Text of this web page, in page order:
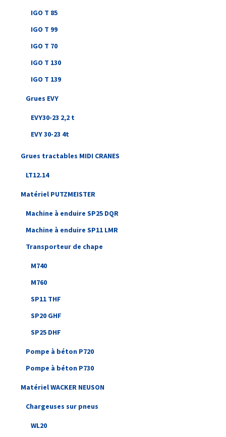
IGO T 85
IGO T 99
IGO T 70
IGO T 130
IGO T 139
Grues EVY
EVY30-23 2,2 t
EVY 30-23 4t
Grues tractables MIDI CRANES
LT12.14
Matériel PUTZMEISTER
Machine à enduire SP25 DQR
Machine à enduire SP11 LMR
Transporteur de chape
M740
M760
SP11 THF
SP20 GHF
SP25 DHF
Pompe à béton P720
Pompe à béton P730
Matériel WACKER NEUSON
Chargeuses sur pneus
WL20